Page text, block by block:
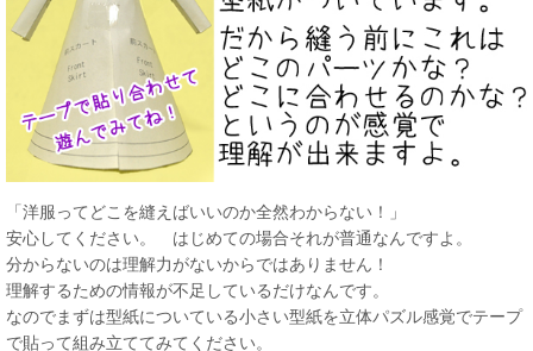
「洋服ってどこを縫えばいいのか全然わからない！」
安心してください。 はじめての場合それが普通なんですよ。
分からないのは理解力がないからではありません！
理解するための情報が不足しているだけなんです。
なのでまずは型紙についている小さい型紙を立体パズル感覚でテープ
で貼って組み立ててみてください。